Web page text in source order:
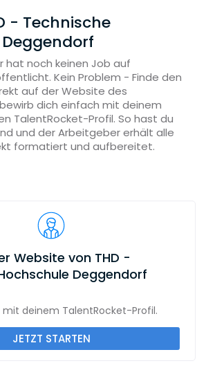
- Technische
hat noch keinen Job auf
Kein Problem - Finde den
auf der Website des
dich einfach mit deinem
TalentRocket-Profil. So hast du
und der Arbeitgeber erhält alle
formatiert und aufbereitet.
Website von THD -
Deggendorf
mit deinem TalentRocket-Profil.
JETZT STARTEN